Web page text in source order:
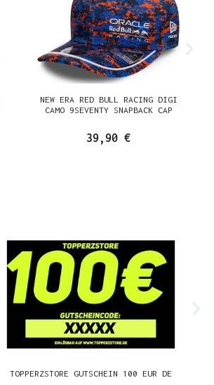
NEW ERA RED BULL RACING DIGI
CAMO 9SEVENTY SNAPBACK CAP
39,90 €
TOPPERZSTORE GUTSCHEIN 100 EUR DE